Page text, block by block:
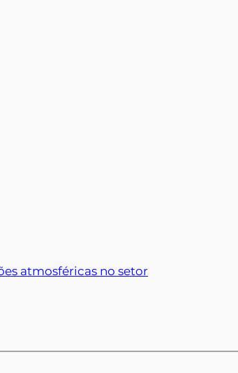
atmosféricas no setor